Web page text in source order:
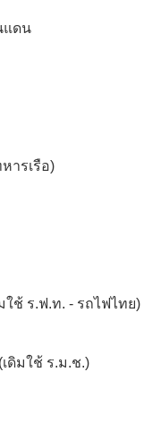
แดน
ารเรือ)
ใช้ ร.ฟ.ท. - รถไฟไทย)
ดิมใช้ ร.ม.ช.)